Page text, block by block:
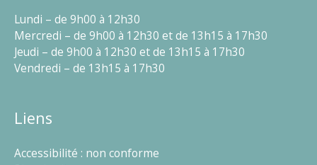
Lundi – de 9h00 à 12h30
Mercredi – de 9h00 à 12h30 et de 13h15 à 17h30
Jeudi – de 9h00 à 12h30 et de 13h15 à 17h30
Vendredi – de 13h15 à 17h30
Liens
Accessibilité : non conforme